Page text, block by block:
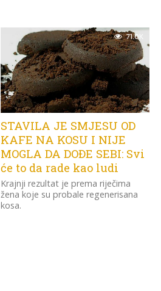
71.0K
STAVILA JE SMJESU OD
KAFE NA KOSU I NIJE
MOGLA DA DOĐE SEBI: Svi
će to da rade kao ludi
Krajnji rezultat je prema riječima
žena koje su probale regenerisana
kosa.